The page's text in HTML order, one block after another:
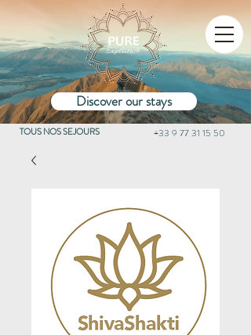
Discover our stays
+33 9 77 31 15 50
TOUS NOS SEJOURS